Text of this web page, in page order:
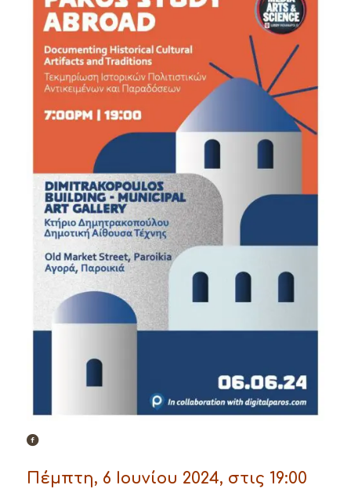
Πέμπτη, 6 Ιουνίου 2024, στις 19:00